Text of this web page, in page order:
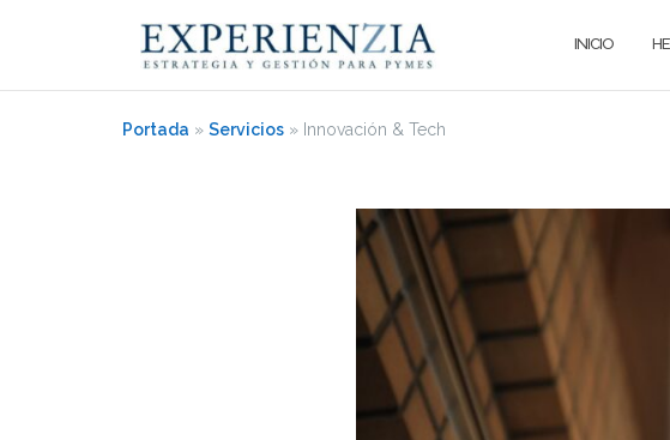
INICIO
Portada » Servicios » Innovación & Tech